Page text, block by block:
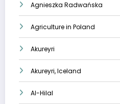
Agnieszka Radwańska
Agriculture in Poland
Akureyri
Akureyri, Iceland
Al-Hilal